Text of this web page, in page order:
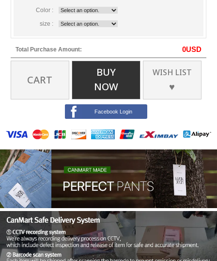
Color :
size :
Total Purchase Amount: 0USD
CART
BUY
NOW
WISH LIST
♥
Facebook Login